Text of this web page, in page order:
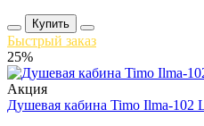
Купить
Быстрый заказ
25%
Акция
Душевая кабина Timo Ilma-102